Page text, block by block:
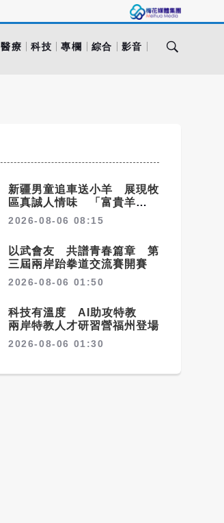
醫療 科技 專欄 綜合 影音
新疆男童追車送小羊 展現牧
區真誠人情味 「富貴羊」也
成遊客最愛伴手禮
2026-08-06 08:15
以武會友 共譜青春篇章 第
三屆兩岸跆拳道交流賽開賽
2026-08-06 01:50
科技有溫度 AI助攻特教
兩岸特教人才研習營福州登場
2026-08-06 01:30